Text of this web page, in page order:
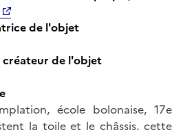
de l'objet
de l'objet
école bolonaise, 17e
la toile et le châssis, cette